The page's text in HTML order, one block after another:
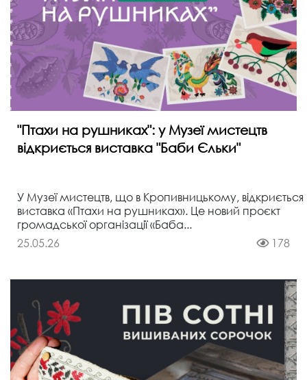
"Птахи на рушниках": у Музеї мистецтв
відкриється виставка "Баби Єльки"
У Музеї мистецтв, що в Кропивницькому, відкриється
виставка «Птахи на рушниках». Це новий проєкт
громадської організації «Баба...
25.05.26
178